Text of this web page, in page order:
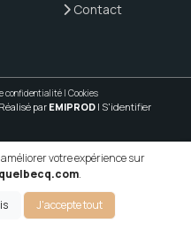
Contact
confidentialité | Cookies
parEMIPROD | S'identifier
votre expérience sur
.
J'accepte tout